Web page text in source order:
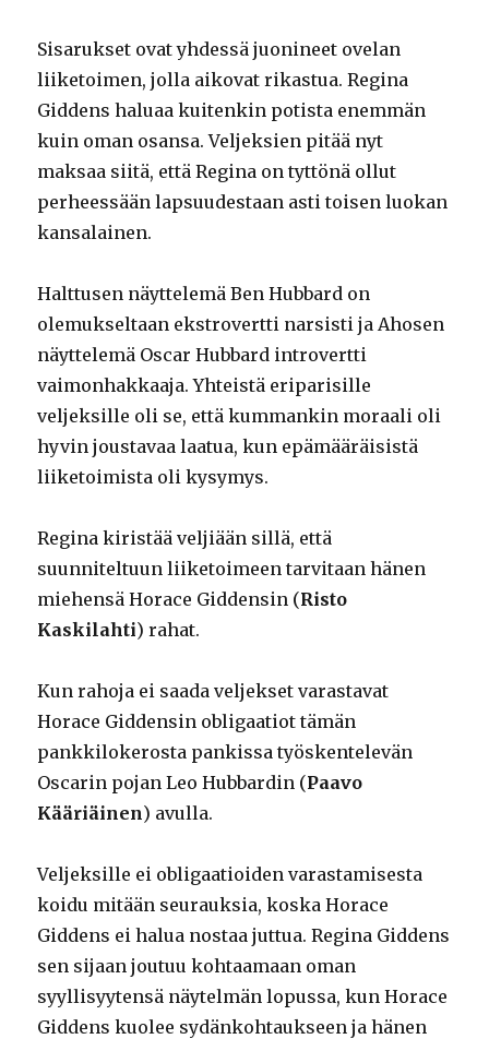
Sisarukset ovat yhdessä juonineet ovelan
liiketoimen, jolla aikovat rikastua. Regina
Giddens haluaa kuitenkin potista enemmän
kuin oman osansa. Veljeksien pitää nyt
maksaa siitä, että Regina on tyttönä ollut
perheessään lapsuudestaan asti toisen luokan
kansalainen.
Halttusen näyttelemä Ben Hubbard on
olemukseltaan ekstrovertti narsisti ja Ahosen
näyttelemä Oscar Hubbard introvertti
vaimonhakkaaja. Yhteistä eriparisille
veljeksille oli se, että kummankin moraali oli
hyvin joustavaa laatua, kun epämääräisistä
liiketoimista oli kysymys.
Regina kiristää veljiään sillä, että
suunniteltuun liiketoimeen tarvitaan hänen
miehensä Horace Giddensin (Risto
Kaskilahti) rahat.
Kun rahoja ei saada veljekset varastavat
Horace Giddensin obligaatiot tämän
pankkilokerosta pankissa työskentelevän
Oscarin pojan Leo Hubbardin (Paavo
Kääriäinen) avulla.
Veljeksille ei obligaatioiden varastamisesta
koidu mitään seurauksia, koska Horace
Giddens ei halua nostaa juttua. Regina Giddens
sen sijaan joutuu kohtaamaan oman
syyllisyytensä näytelmän lopussa, kun Horace
Giddens kuolee sydänkohtaukseen ja hänen